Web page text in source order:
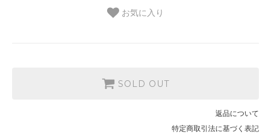
お気に入り
SOLD OUT
返品について
特定商取引法に基づく表記